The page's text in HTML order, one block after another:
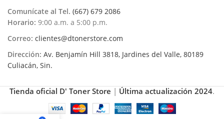
Comunícate al Tel. (667) 679 2086
Horario: 9:00 a.m. a 5:00 p.m.
Correo: clientes@dtonerstore.com
Dirección: Av. Benjamín Hill 3818, Jardines del Valle, 80189
Culiacán, Sin.
Tienda oficial D' Toner Store | Última actualización 2024.